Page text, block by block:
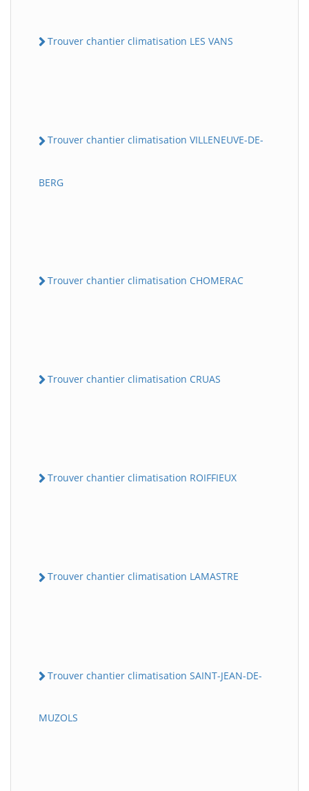
Trouver chantier climatisation LES VANS
Trouver chantier climatisation VILLENEUVE-DE-
BERG
Trouver chantier climatisation CHOMERAC
Trouver chantier climatisation CRUAS
Trouver chantier climatisation ROIFFIEUX
Trouver chantier climatisation LAMASTRE
Trouver chantier climatisation SAINT-JEAN-DE-
MUZOLS